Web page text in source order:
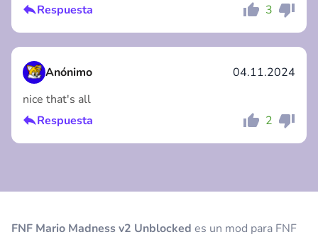
FNF Mario Madness v2 Unblocked es un mod para FNF
Cancelar Comentario
Respuesta
3
Cancelar Comentario
Anónimo
04.11.2024
nice that's all
Respuesta
2